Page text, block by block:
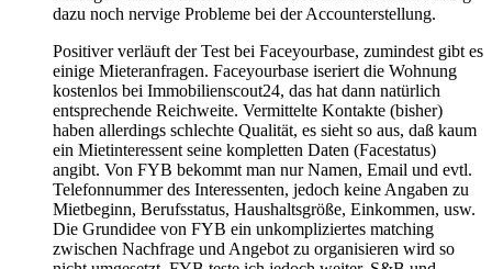
dazu noch nervige Probleme bei der Accounterstellung.
Positiver verläuft der Test bei Faceyourbase, zumindest gibt es
einige Mieteranfragen. Faceyourbase iseriert die Wohnung
kostenlos bei Immobilienscout24, das hat dann natürlich
entsprechende Reichweite. Vermittelte Kontakte (bisher)
haben allerdings schlechte Qualität, es sieht so aus, daß kaum
ein Mietinteressent seine kompletten Daten (Facestatus)
angibt. Von FYB bekommt man nur Namen, Email und evtl.
Telefonnummer des Interessenten, jedoch keine Angaben zu
Mietbeginn, Berufsstatus, Haushaltsgröße, Einkommen, usw.
Die Grundidee von FYB ein unkompliziertes matching
zwischen Nachfrage und Angebot zu organisieren wird so